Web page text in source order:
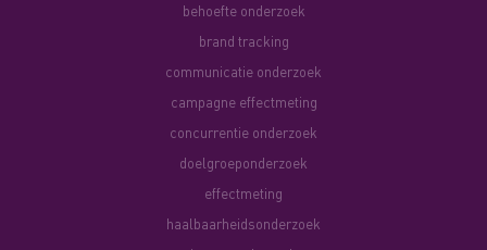
behoefte onderzoek
brand tracking
communicatie onderzoek
campagne effectmeting
concurrentie onderzoek
doelgroeponderzoek
effectmeting
haalbaarheidsonderzoek